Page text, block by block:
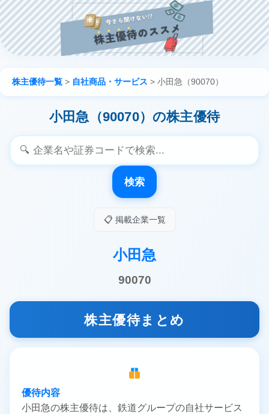
株主優待一覧 > 自社商品・サービス > 小田急（90070）
小田急（90070）の株主優待
検索
📋 掲載企業一覧
小田急
90070
株主優待まとめ
優待内容
小田急の株主優待は、鉄道グループの自社サービス